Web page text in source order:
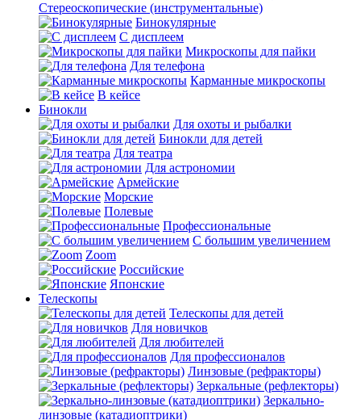
Стереоскопические (инструментальные)
Бинокулярные
С дисплеем
Микроскопы для пайки
Для телефона
Карманные микроскопы
В кейсе
Бинокли
Для охоты и рыбалки
Бинокли для детей
Для театра
Для астрономии
Армейские
Морские
Полевые
Профессиональные
С большим увеличением
Zoom
Российские
Японские
Телескопы
Телескопы для детей
Для новичков
Для любителей
Для профессионалов
Линзовые (рефракторы)
Зеркальные (рефлекторы)
Зеркально-
линзовые (катадиоптрики)